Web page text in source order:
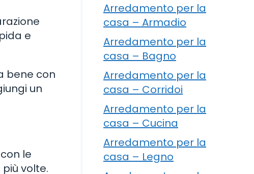
e
bene con
un
le
volte.
Arredamento per la
casa – Armadio
Arredamento per la
casa – Bagno
Arredamento per la
casa – Corridoi
Arredamento per la
casa – Cucina
Arredamento per la
casa – Legno